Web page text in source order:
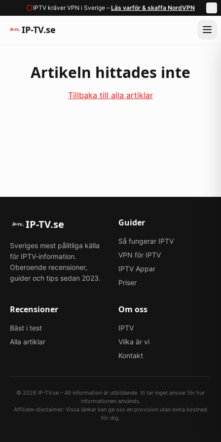
IPTV kräver VPN i Sverige – Läs varför & skaffa NordVPN
IP-TV.se
Artikeln hittades inte
Tillbaka till alla artiklar
IP-TV.se
Sveriges mest pålitliga källa
för IPTV-information.
Oberoende recensioner,
guider och tips sedan 2023.
Guider
Så fungerar IPTV
VPN för IPTV
IPTV Appar
Priser
Recensioner
Bäst i test
Alla artiklar
Om oss
IPTV
Vilka är vi
Kontakt
© 2026 IP-TV.se – All information är utbildande. Vi tar inget ansvar för hur
informationen används.
Affiliate-disclaimer: Vissa länkar kan ge oss en provision utan extra kostnad
för dig.